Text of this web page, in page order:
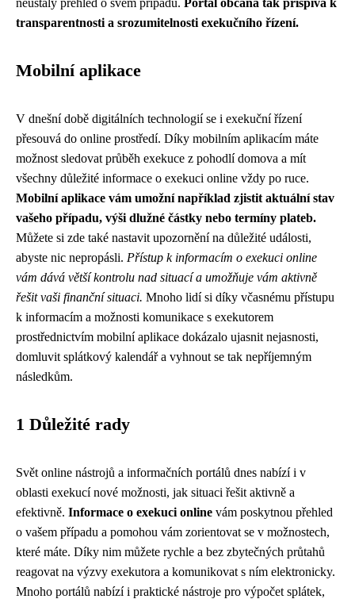
neustálý přehled o svém případu. Portál občana tak přispívá k
transparentnosti a srozumitelnosti exekučního řízení.
Mobilní aplikace
V dnešní době digitálních technologií se i exekuční řízení
přesouvá do online prostředí. Díky mobilním aplikacím máte
možnost sledovat průběh exekuce z pohodlí domova a mít
všechny důležité informace o exekuci online vždy po ruce.
Mobilní aplikace vám umožní například zjistit aktuální stav
vašeho případu, výši dlužné částky nebo termíny plateb.
Můžete si zde také nastavit upozornění na důležité události,
abyste nic nepropásli. Přístup k informacím o exekuci online
vám dává větší kontrolu nad situací a umožňuje vám aktivně
řešit vaši finanční situaci. Mnoho lidí si díky včasnému přístupu
k informacím a možnosti komunikace s exekutorem
prostřednictvím mobilní aplikace dokázalo ujasnit nejasnosti,
domluvit splátkový kalendář a vyhnout se tak nepříjemným
následkům.
1 Důležité rady
Svět online nástrojů a informačních portálů dnes nabízí i v
oblasti exekucí nové možnosti, jak situaci řešit aktivně a
efektivně. Informace o exekuci online vám poskytnou přehled
o vašem případu a pomohou vám zorientovat se v možnostech,
které máte. Díky nim můžete rychle a bez zbytečných průtahů
reagovat na výzvy exekutora a komunikovat s ním elektronicky.
Mnoho portálů nabízí i praktické nástroje pro výpočet splátek,